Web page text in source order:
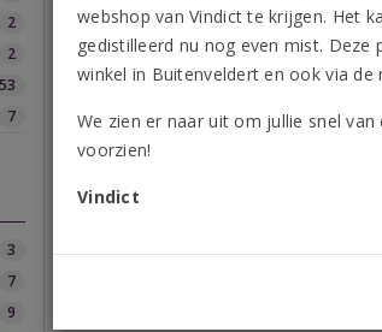
2
2
53
7
3
7
9
webshop van Vindict te krijgen. Het
gedistilleerd nu nog even mist.
winkel in Buitenveldert en ook via de
We zien er naar uit om jullie snel
voorzien!
Vindict